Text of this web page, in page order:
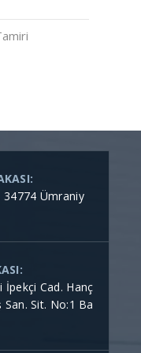
34774 Ümraniy
İpekçi Cad. Hanç
San. Sit. No:1 Ba